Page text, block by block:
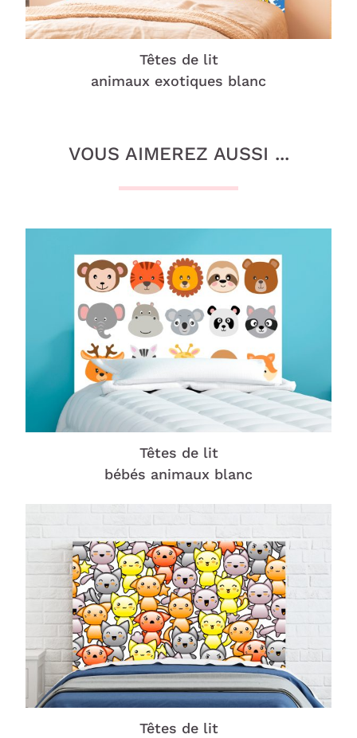
Têtes de lit
animaux exotiques blanc
VOUS AIMEREZ AUSSI ...
Têtes de lit
bébés animaux blanc
Têtes de lit